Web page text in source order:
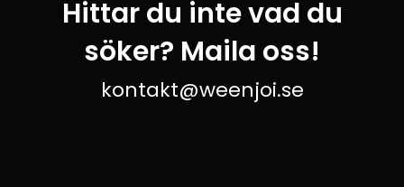
Hittar du inte vad du
söker? Maila oss!
kontakt@weenjoi.se